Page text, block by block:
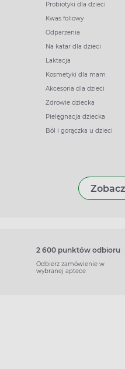
Probiotyki dla dzieci
Kwas foliowy
Odparzenia
Na katar dla dzieci
Laktacja
Kosmetyki dla mam
Akcesoria dla dzieci
Zdrowie dziecka
Pielęgnacja dziecka
Ból i gorączka u dzieci
2 600 punktów odbioru
Odbierz zamówienie w
wybranej aptece